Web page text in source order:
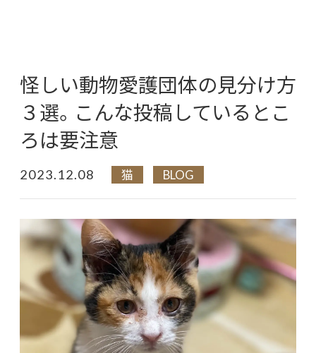
怪しい動物愛護団体の見分け方
３選。こんな投稿しているとこ
ろは要注意
2023.12.08 猫 BLOG